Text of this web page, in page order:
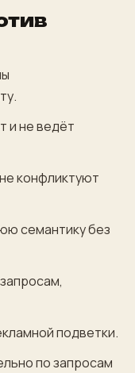
и не ведёт
конфликтуют
семантику без
подветки.
по запросам